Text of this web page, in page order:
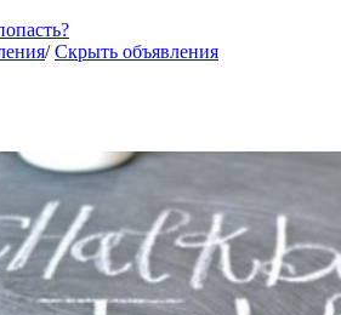
/Скрыть объявления